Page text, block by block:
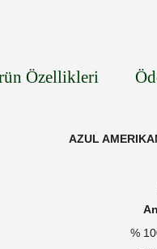
Özellikleri
AZUL
%